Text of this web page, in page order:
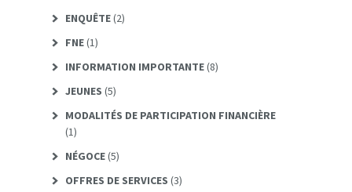
ENQUÊTE(2)
FNE(1)
INFORMATION IMPORTANTE(8)
JEUNES (5)
MODALITÉS DE PARTICIPATION FINANCIÈRE
(1)
NÉGOCE(5)
OFFRES DE SERVICES (3)